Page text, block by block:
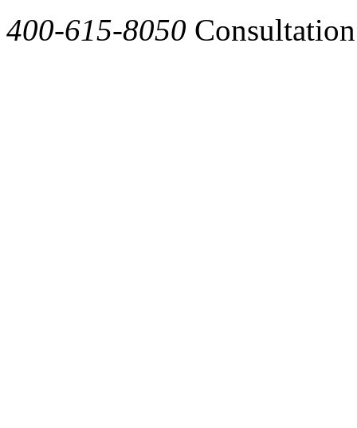
400-615-8050